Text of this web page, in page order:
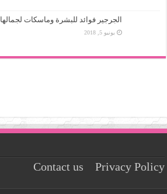
الجرجير فوائد للبشرة وماسكات لجمالها
يونيو 5, 2018
Contact us Privacy Policy